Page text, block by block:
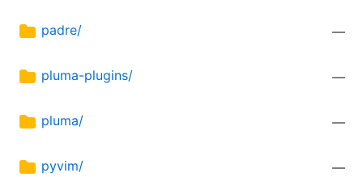
padre/ —
pluma-plugins/ —
pluma/ —
pyvim/ —